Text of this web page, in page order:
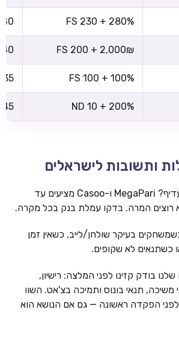
280% + 230 FS
2,000₪ + 200 FS
100% + 100 FS
200% + 10 ND
ותשובות לישראלים
האם בונוס בהשקלים עדיף? MegaPari ו-Casoo מציעים עד
בעיקר שולחן/לייב, כשאין זמן
שלנו בודק קזינו לפני המלצה: רישיון,
משיכה, תנאי בונוס ותמיכה בצ'אט. השוו
הפקדה ראשונה — גם אם הנושא הוא